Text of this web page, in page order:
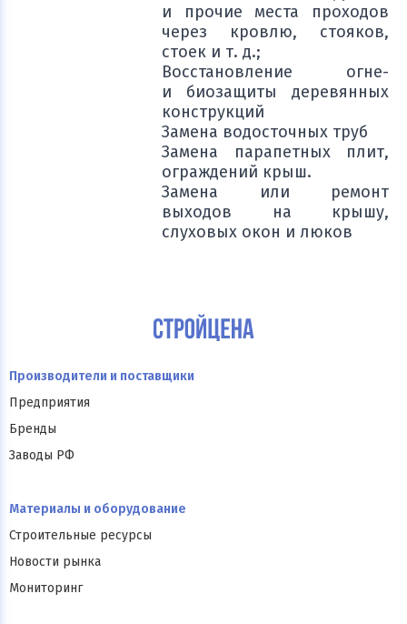
и прочие места проходов
через кровлю, стояков,
стоек и т. д.;
Восстановление огне-
и биозащиты деревянных
конструкций
Замена водосточных труб
Замена парапетных плит,
ограждений крыш.
Замена или ремонт
выходов на крышу,
слуховых окон и люков
Производители и поставщики
Предприятия
Бренды
Заводы РФ
Материалы и оборудование
Строительные ресурсы
Новости рынка
Мониторинг